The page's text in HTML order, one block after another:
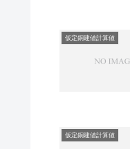
仮定銅建値計算値
仮定銅建値計算値